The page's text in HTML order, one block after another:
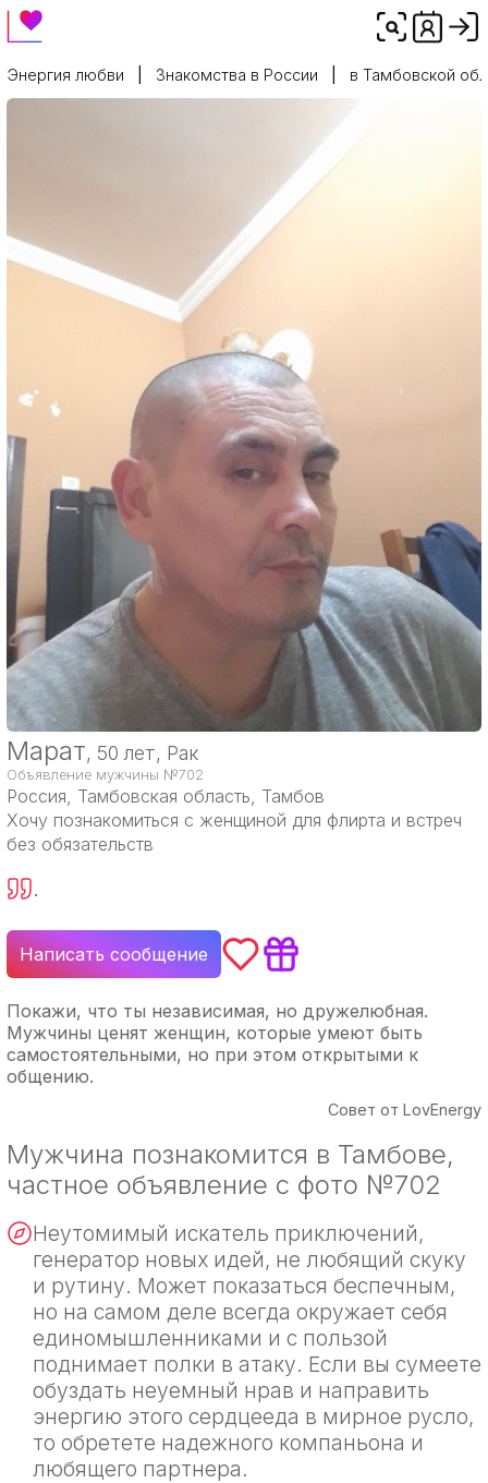
Энергия любви Знакомства в России в Тамбовской
Марат, 50 лет, Рак
Объявление мужчины №702
Россия, Тамбовская область, Тамбов
Хочу познакомиться с женщиной для флирта и встреч
без обязательств
.
Написать сообщение
Покажи, что ты независимая, но дружелюбная.
Мужчины ценят женщин, которые умеют быть
самостоятельными, но при этом открытыми к
общению.
Совет от LovEnergy
Мужчина познакомится в Тамбове,
частное объявление с фото №702
Неутомимый искатель приключений,
генератор новых идей, не любящий скуку
и рутину. Может показаться беспечным,
но на самом деле всегда окружает себя
единомышленниками и с пользой
поднимает полки в атаку. Если вы сумеете
обуздать неуемный нрав и направить
энергию этого сердцееда в мирное русло,
то обретете надежного компаньона и
любящего партнера.